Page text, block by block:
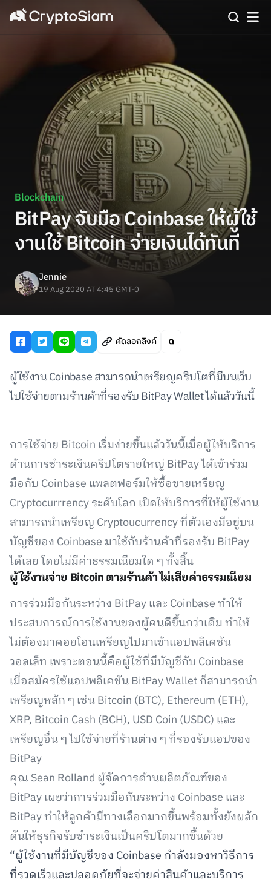
Blockchain
BitPay จับมือ Coinbase ให้ผู้ใช้
งานใช้ Bitcoin จ่ายเงินได้ทันที
Jennie
19 Aug 2020 AT 4:45 GMT-0
คัดลอกลิงค์
ผู้ใช้งาน Coinbase สามารถนำเหรียญคริปโตที่มีบนเว็บ
ไปใช้จ่ายตามร้านค้าที่รองรับ BitPay Wallet ได้แล้ววันนี้
การใช้จ่าย Bitcoin เริ่มง่ายขึ้นแล้ววันนี้เมื่อผู้ให้บริการ
ด้านการชำระเงินคริปโตรายใหญ่ BitPay ได้เข้าร่วม
มือกับ Coinbase แพลตฟอร์มให้ซื้อขายเหรียญ
Cryptocurrrency ระดับโลก เปิดให้บริการที่ให้ผู้ใช้งาน
สามารถนำเหรียญ Cryptoucurrency ที่ตัวเองมีอยู่บน
บัญชีของ Coinbase มาใช้กับร้านค้าที่รองรับ BitPay
ได้เลย โดยไม่มีค่าธรรมเนียมใด ๆ ทั้งสิ้น
ผู้ใช้งานจ่าย Bitcoin ตามร้านค้า ไม่เสียค่าธรรมเนียม
การร่วมมือกันระหว่าง BitPay และ Coinbase ทำให้
ประสบการณ์การใช้งานของผู้คนดีขึ้นกว่าเดิม ทำให้
ไม่ต้องมาคอยโอนเหรียญไปมาเข้าแอปพลิเคชัน
วอลเล็ท เพราะตอนนี้คือผู้ใช้ที่มีบัญชีกับ Coinbase
เมื่อสมัครใช้แอปพลิเคชัน BitPay Wallet ก็สามารถนำ
เหรียญหลัก ๆ เช่น Bitcoin (BTC), Ethereum (ETH),
XRP, Bitcoin Cash (BCH), USD Coin (USDC) และ
เหรียญอื่น ๆ ไปใช้จ่ายที่ร้านต่าง ๆ ที่รองรับแอปของ
BitPay
คุณ Sean Rolland ผู้จัดการด้านผลิตภัณฑ์ของ
BitPay เผยว่าการร่วมมือกันระหว่าง Coinbase และ
BitPay ทำให้ลูกค้ามีทางเลือกมากขึ้นพร้อมทั้งยังผลัก
ดันให้ธุรกิจรับชำระเงินเป็นคริปโตมากขึ้นด้วย
“ผู้ใช้งานที่มีบัญชีของ Coinbase กำลังมองหาวิธีการ
ที่รวดเร็วและปลอดภัยที่จะจ่ายค่าสินค้าและบริการ